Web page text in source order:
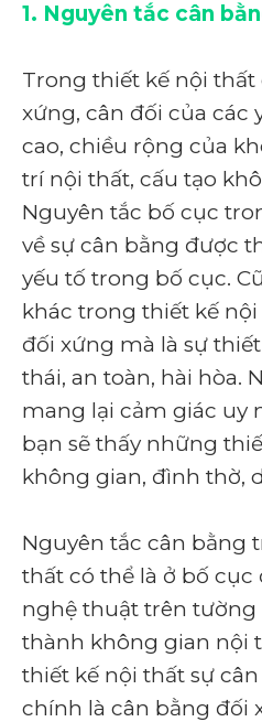
1. Nguyên tắc cân
Trong thiết kế nội thất
xứng, cân đối của các
cao, chiều rộng của
trí nội thất, cấu tạo
Nguyên tắc bố cục
về sự cân bằng được
yếu tố trong bố cục.
khác trong thiết kế
đối xứng mà là sự
thái, an toàn, hài hòa.
mang lại cảm giác uy
bạn sẽ thấy những
không gian, đình thờ,
Nguyên tắc cân bằng
thất có thể là ở bố
nghệ thuật trên tường
thành không gian nội
thiết kế nội thất sự
chính là cân bằng đối